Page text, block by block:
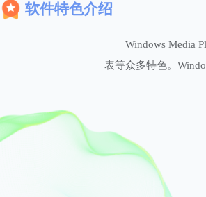
软件特色介绍
Windows Media
表等众多特色。